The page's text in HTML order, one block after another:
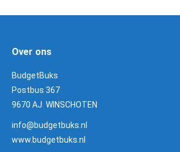
Over ons
BudgetBuks
Postbus 367
9670 AJ WINSCHOTEN
info@budgetbuks.nl
www.budgetbuks.nl